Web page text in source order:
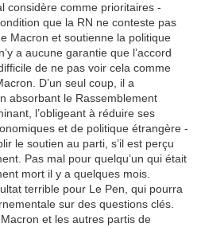
considère comme prioritaires -
que la RN ne conteste pas
Macron et soutienne la politique
a aucune garantie que l’accord
de ne pas voir cela comme
D’un seul coup, il a
absorbant le Rassemblement
l’obligeant à réduire ses
et de politique étrangère -
le soutien au parti, s’il est perçu
Pas mal pour quelqu’un qui était
mort il y a quelques mois.
terrible pour Le Pen, qui pourra
sur des questions clés.
et les autres partis de